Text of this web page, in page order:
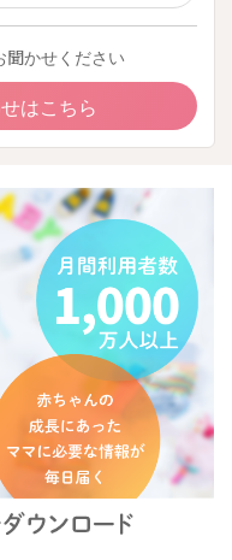
かせください
はこちら